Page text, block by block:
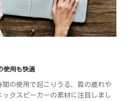
使用も快適
の使用で起こりうる、首の疲れや
クスピーカーの素材に注目しまし